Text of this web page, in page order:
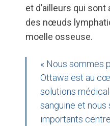
et d’ailleurs qui
des nœuds
moelle osseuse.
« Nous sommes
Ottawa est au
solutions
sanguine et nous
importants